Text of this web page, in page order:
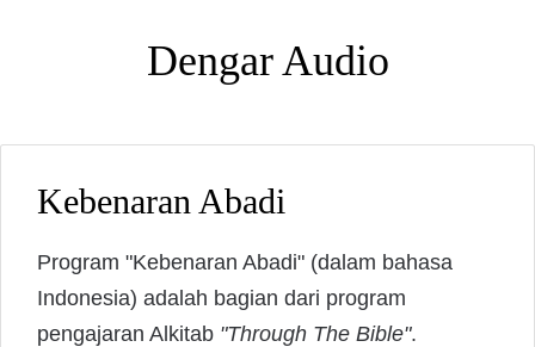
Dengar Audio
Kebenaran Abadi
Program "Kebenaran Abadi" (dalam bahasa
Indonesia) adalah bagian dari program
pengajaran Alkitab "Through The Bible".